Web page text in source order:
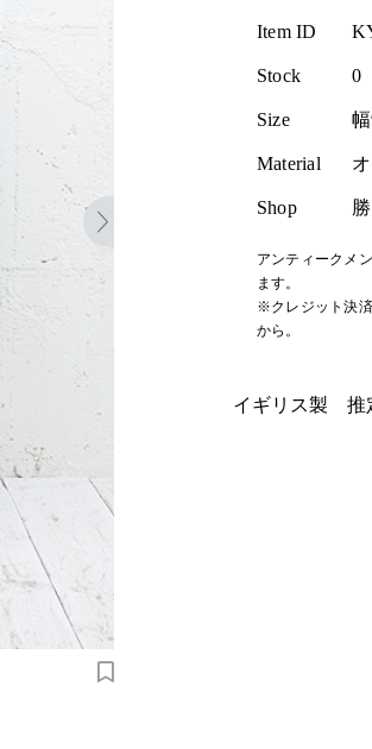
Item ID
Stock 0
Size 幅
Material
Shop
アンティークメ
ます。
※クレジット決
から。
イギリス製 推